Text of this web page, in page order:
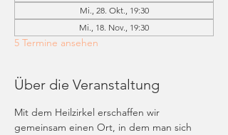
Mi., 28. Okt., 19:30
Mi., 18. Nov., 19:30
5 Termine ansehen
Über die Veranstaltung
Mit dem Heilzirkel erschaffen wir
gemeinsam einen Ort, in dem man sich